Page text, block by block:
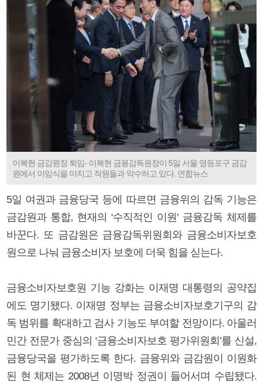
이복현 금감원장 퇴임- 이복현 금융감독원장이 5일 서울 영등포구 금감
원에서 이임식을 마치고 직원들과 악수하고 있다. 연합뉴스
5일 여권과 금융당국 등에 따르면 금융위의 감독 기능은
금감원과 통합, 현재의 ‘수직적인 이원’ 금융감독 체제를
바꾼다. 또 금감원은 금융감독위원회와 금융소비자보호
원으로 나눠 금융소비자 보호에 더욱 힘을 싣는다.
금융소비자보호원 기능 강화는 이재명 대통령의 공약집
에도 명기됐다. 이재명 정부는 금융소비자보호기구의 감
독 범위를 확대하고 검사 기능도 부여할 전망이다. 아울러
민간 전문가 중심의 ‘금융소비자보호 평가위원회’를 신설,
금융당국을 평가하도록 한다. 금융위와 금감원이 이원화
된 현 체제는 2008년 이명박 정권이 들어서며 수립됐다.